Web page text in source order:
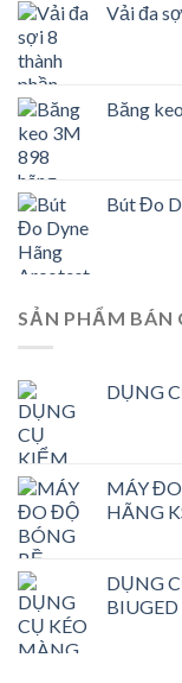
Vải đa
Băng
Bút Đo
SẢN PHẨM BÁN
DỤNG
MÁY
HÃNG
DỤNG
BIUGED